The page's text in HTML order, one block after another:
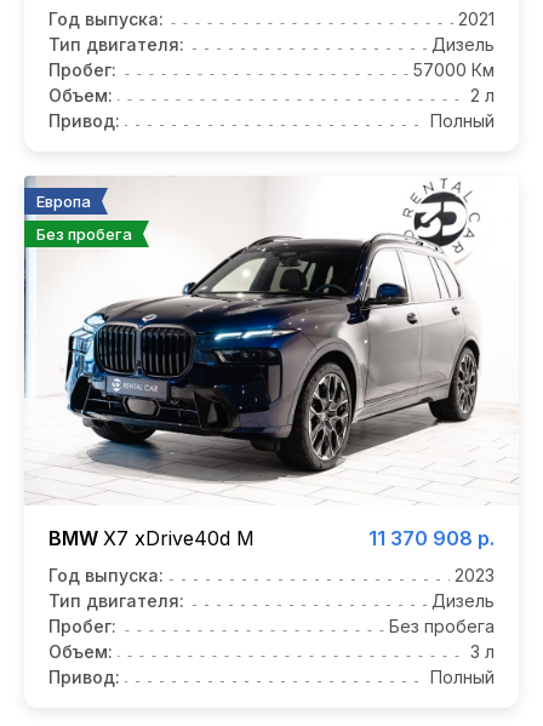
Год выпуска:
2021
Тип двигателя:
Дизель
Пробег:
57000 Км
Объем:
2 л
Привод:
Полный
Европа
Без пробега
BMW X7 xDrive40d M 11 370 908 р.
Год выпуска:
2023
Тип двигателя:
Дизель
Пробег:
Без пробега
Объем:
3 л
Привод:
Полный